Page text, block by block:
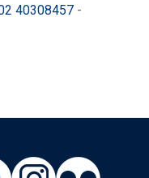
40308457 -